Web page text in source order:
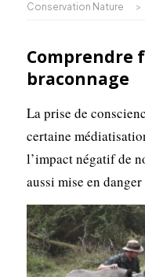
Conservation Nature >
Comprendre
braconnage
La prise de
certaine
l’impact négatif de
aussi mise en